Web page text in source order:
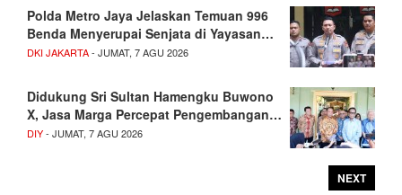
Polda Metro Jaya Jelaskan Temuan 996
Benda Menyerupai Senjata di Yayasan…
DKI JAKARTA- JUMAT, 7 AGU 2026
Didukung Sri Sultan Hamengku Buwono
X, Jasa Marga Percepat Pengembangan…
DIY- JUMAT, 7 AGU 2026
NEXT